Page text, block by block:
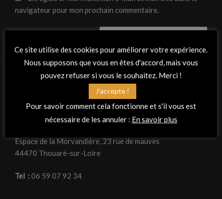
navigateur pour mon prochain commentaire.
RETROUVEZ-NOUS
Espace de la Morvandière, 23 rue de mauves
44470 Thouaré-sur-Loire
Tel :06 59 07 92 34
Ce site utilise des cookies pour améliorer votre expérience.
Nous supposons que vous en êtes d'accord, mais vous
pouvez refuser si vous le souhaitez. Merci !
J'accepte !
Pour savoir comment cela fonctionne et s'il vous est
nécessaire de les annuler : En savoir plus